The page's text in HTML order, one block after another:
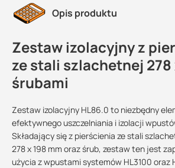
Opis produktu
Zestaw izolacyjny z
ze stali szlachetnej 278
śrubami
Zestaw izolacyjny HL86.0 to niezbędny
efektywnego uszczelniania i izolacji
Składający się z pierścienia ze stali
278 x 198 mm oraz śrub, zestaw ten jest
użycia z wpustami systemów HL3100 oraz